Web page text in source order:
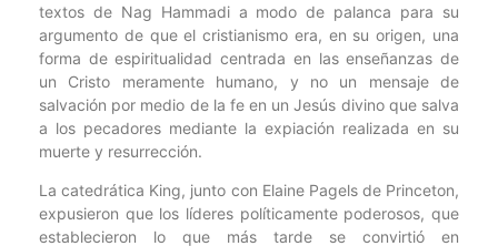
textos de Nag Hammadi a modo de palanca para su
argumento de que el cristianismo era, en su origen, una
forma de espiritualidad centrada en las enseñanzas de
un Cristo meramente humano, y no un mensaje de
salvación por medio de la fe en un Jesús divino que salva
a los pecadores mediante la expiación realizada en su
muerte y resurrección.
La catedrática King, junto con Elaine Pagels de Princeton,
expusieron que los líderes políticamente poderosos, que
establecieron lo que más tarde se convirtió en